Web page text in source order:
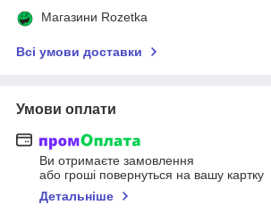
Магазини Rozetka
Всі умови доставки
Умови оплати
Ви отримаєте замовлення
або гроші повернуться на вашу картку
Детальніше